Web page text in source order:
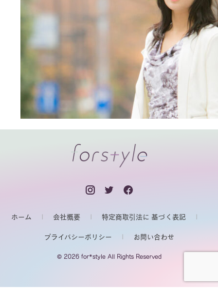
ホーム 会社概要 特定商取引法に 基づく表記
プライバシーポリシー お問い合わせ
© 2026 for*style All Rights Reserved